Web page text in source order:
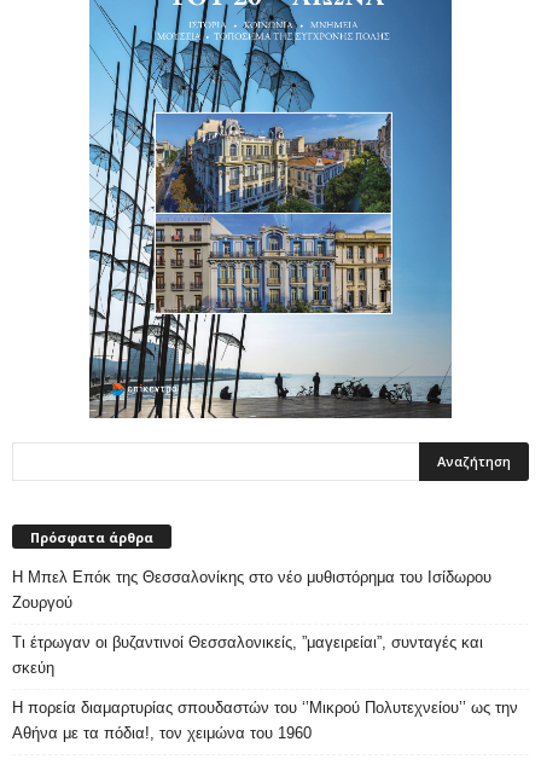
Πρόσφατα άρθρα
Η Μπελ Επόκ της Θεσσαλονίκης στο νέο μυθιστόρημα του Ισίδωρου
Ζουργού
Τι έτρωγαν οι βυζαντινοί Θεσσαλονικείς, ”μαγειρείαι”, συνταγές και
σκεύη
Η πορεία διαμαρτυρίας σπουδαστών του ‘’Μικρού Πολυτεχνείου’’ ως την
Αθήνα με τα πόδια!, τον χειμώνα του 1960